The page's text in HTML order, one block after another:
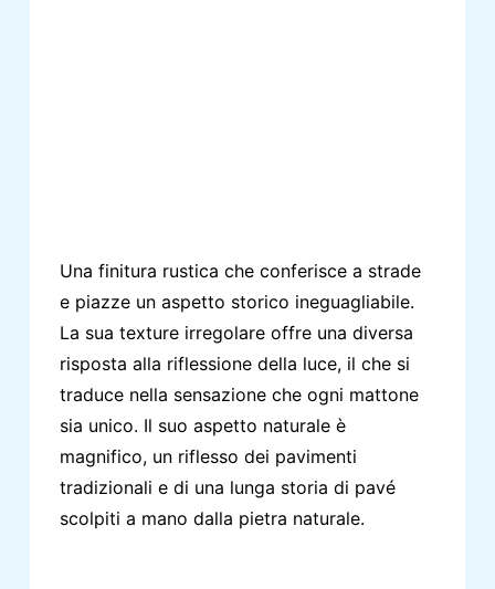
Una finitura rustica che conferisce a strade
e piazze un aspetto storico ineguagliabile.
La sua texture irregolare offre una diversa
risposta alla riflessione della luce, il che si
traduce nella sensazione che ogni mattone
sia unico. Il suo aspetto naturale è
magnifico, un riflesso dei pavimenti
tradizionali e di una lunga storia di pavé
scolpiti a mano dalla pietra naturale.